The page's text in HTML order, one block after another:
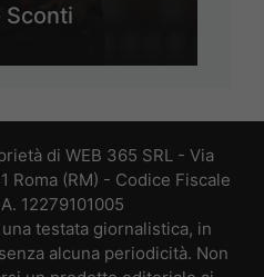
Sconti
di WEB 365 SRL - Via
Roma (RM) - Codice Fiscale
12279101005
testata giornalistica, in
alcuna periodicità. Non